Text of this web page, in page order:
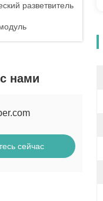
разветвитель
нами
сейчас